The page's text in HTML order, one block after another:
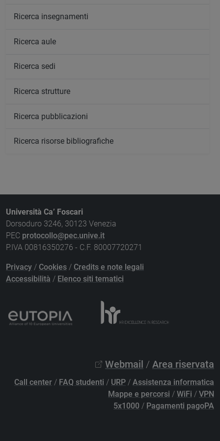
Ricerca insegnamenti
Ricerca aule
Ricerca sedi
Ricerca strutture
Ricerca pubblicazioni
Ricerca risorse bibliografiche
Università Ca’ Foscari
Dorsoduro 3246, 30123 Venezia
PEC protocollo@pec.unive.it
P.IVA 00816350276 - C.F. 80007720271
Privacy / Cookies / Credits e note legali
Accessibilità / Elenco siti tematici
Webmail / Area riservata
Call center / FAQ studenti / URP / Assistenza informatica
Mappe e percorsi / WiFi / VPN
5x1000 / Pagamenti pagoPA